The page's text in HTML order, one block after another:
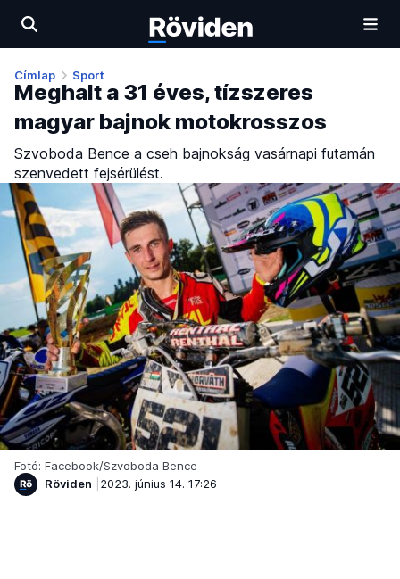
Címlap Sport
Meghalt a 31 éves, tízszeres
magyar bajnok motokrosszos
Szvoboda Bence a cseh bajnokság vasárnapi futamán
szenvedett fejsérülést.
Fotó: Facebook/Szvoboda Bence
Röviden
2023. június 14. 17:26